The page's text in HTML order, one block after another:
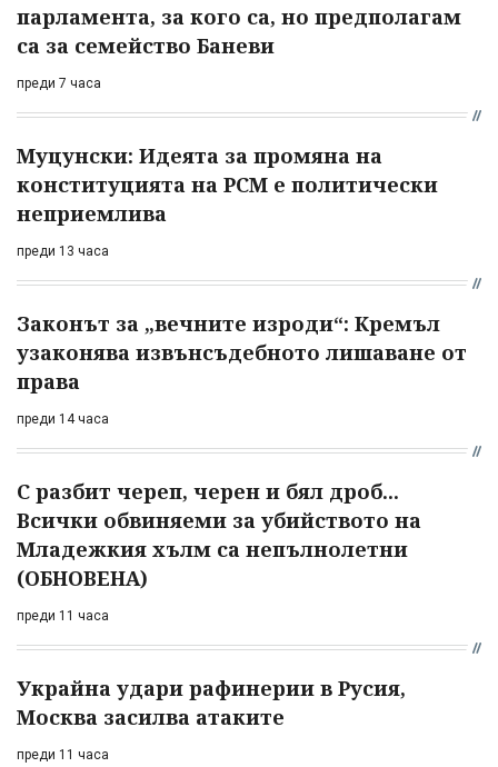
парламента, за кого са, но предполагам
са за семейство Баневи
преди 7 часа
Муцунски: Идеята за промяна на
конституцията на РСМ е политически
неприемлива
преди 13 часа
Законът за „вечните изроди“: Кремъл
узаконява извънсъдебното лишаване от
права
преди 14 часа
С разбит череп, черен и бял дроб...
Всички обвиняеми за убийството на
Младежкия хълм са непълнолетни
(ОБНОВЕНА)
преди 11 часа
Украйна удари рафинерии в Русия,
Москва засилва атаките
преди 11 часа